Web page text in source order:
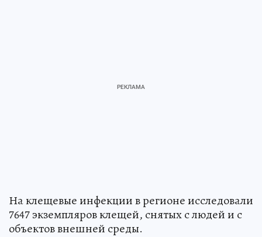
На клещевые инфекции в регионе исследовали
7647 экземпляров клещей, снятых с людей и с
объектов внешней среды.